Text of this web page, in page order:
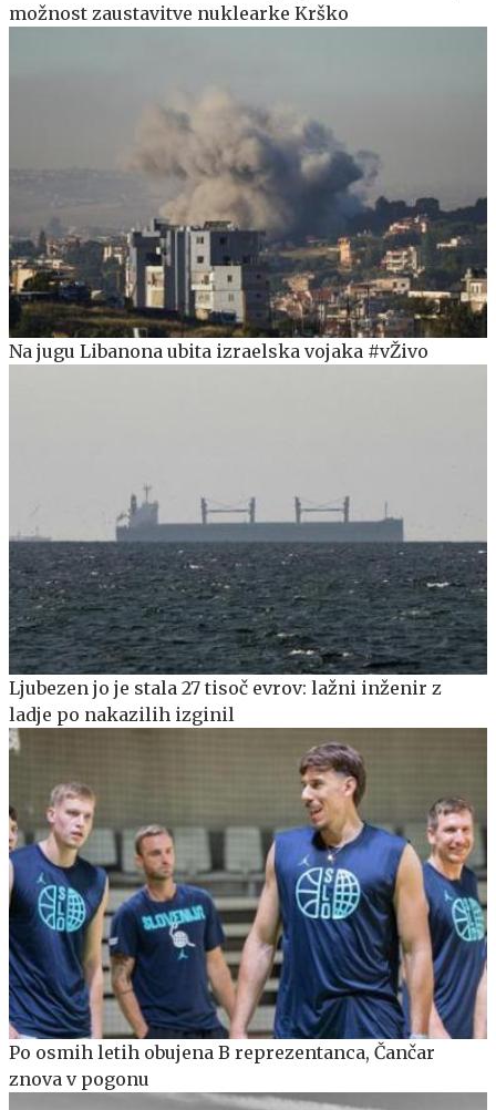
možnost zaustavitve nuklearke Krško
Na jugu Libanona ubita izraelska vojaka #vŽivo
Ljubezen jo je stala 27 tisoč evrov: lažni inženir z
ladje po nakazilih izginil
Po osmih letih obujena B reprezentanca, Čančar
znova v pogonu